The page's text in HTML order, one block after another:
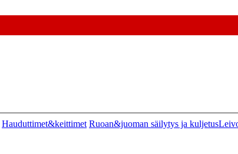
Hauduttimet&keittimet Ruoan&juoman säilytys ja kuljetus